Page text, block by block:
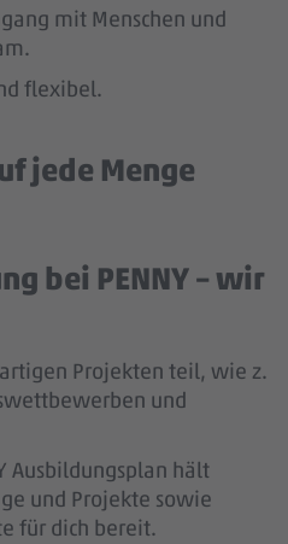
mit Menschen und
flexibel.
jede Menge
bei PENNY – wir
Projekten teil, wie z.
und
Ausbildungsplan hält
und Projekte sowie
für dich bereit.